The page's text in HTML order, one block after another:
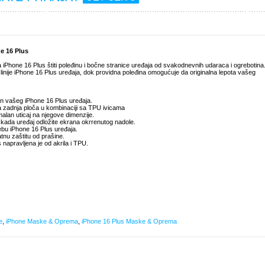
16 Plus
16 Plus štiti poleđinu i bočne stranice uređaja od svakodnevnih udaraca i ogrebotina.
iPhone 16 Plus uređaja, dok providna poleđina omogućuje da originalna lepota vašeg
vašeg iPhone 16 Plus uređaja.
ploča u kombinaciji sa TPU ivicama
uticaj na njegove dimenzije.
uređaj odložite ekrana okrrenutog nadole.
iPhone 16 Plus uređaja.
zaštitu od prašine.
je od akrila i TPU.
iPhone Maske & Oprema iPhone 16 Plus Maske & Oprema